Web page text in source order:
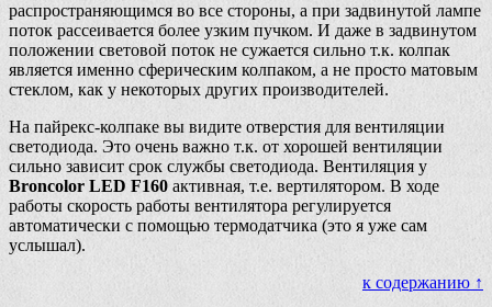
распространяющимся во все стороны, а при задвинутой лампе
поток рассеивается более узким пучком. И даже в задвинутом
положении световой поток не сужается сильно т.к. колпак
является именно сферическим колпаком, а не просто матовым
стеклом, как у некоторых других производителей.
На пайрекс-колпаке вы видите отверстия для вентиляции
светодиода. Это очень важно т.к. от хорошей вентиляции
сильно зависит срок службы светодиода. Вентиляция у
Broncolor LED F160 активная, т.е. вертилятором. В ходе
работы скорость работы вентилятора регулируется
автоматически с помощью термодатчика (это я уже сам
услышал).
к содержанию ↑